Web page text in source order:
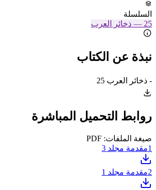
السلسلة
25
— ذخائر العرب
نبذة عن الكتاب
- ذخائر العرب 25
روابط التحميل المباشرة
صيغة الملفات: PDF
1مقدمة مجلد 3
2مقدمة مجلد 1